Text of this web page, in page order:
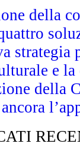
della
e
della